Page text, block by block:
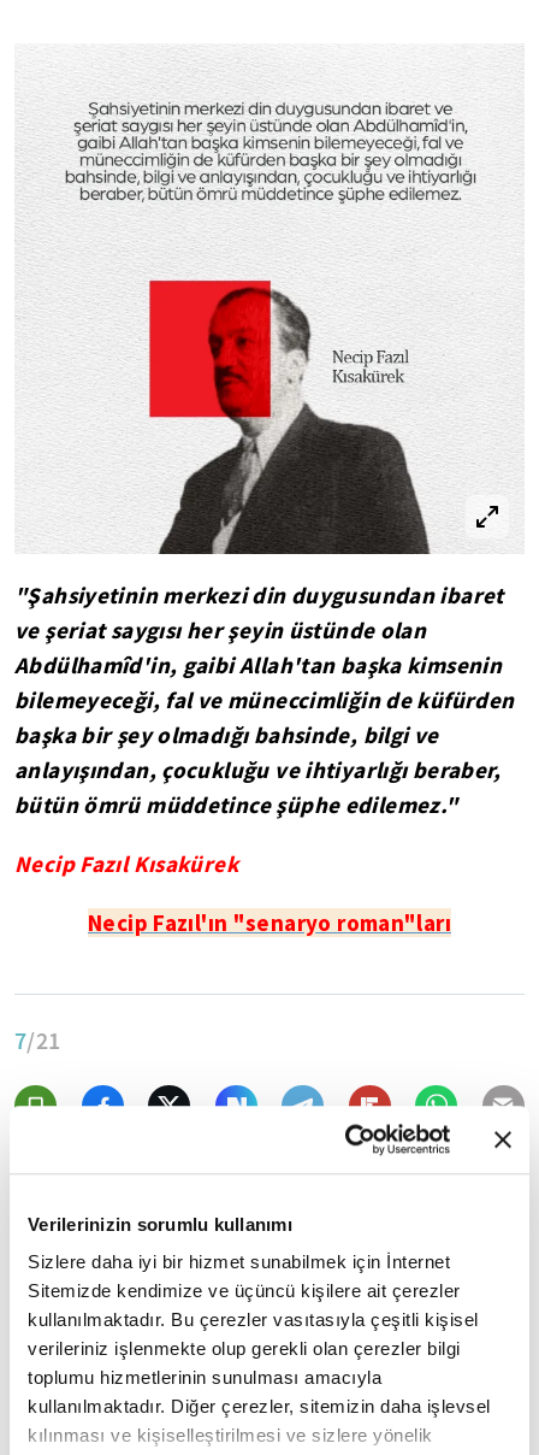
Verilerinizin sorumlu kullanımı
Sizlere daha iyi bir hizmet sunabilmek için İnternet
Sitemizde kendimize ve üçüncü kişilere ait çerezler
kullanılmaktadır. Bu çerezler vasıtasıyla çeşitli kişisel
verileriniz işlenmekte olup gerekli olan çerezler bilgi
toplumu hizmetlerinin sunulması amacıyla
kullanılmaktadır. Diğer çerezler, sitemizin daha işlevsel
kılınması ve kişiselleştirilmesi ve sizlere yönelik
"Şahsiyetinin merkezi din duygusundan ibaret
ve şeriat saygısı her şeyin üstünde olan
Abdülhamîd'in, gaibi Allah'tan başka kimsenin
bilemeyeceği, fal ve müneccimliğin de küfürden
başka bir şey olmadığı bahsinde, bilgi ve
anlayışından, çocukluğu ve ihtiyarlığı beraber,
bütün ömrü müddetince şüphe edilemez."
Necip Fazıl Kısakürek
Necip Fazıl'ın "senaryo roman"ları
7/21